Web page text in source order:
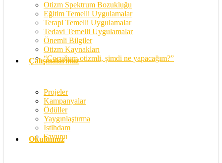
Otizm Spektrum Bozukluğu
Eğitim Temelli Uygulamalar
Terapi Temelli Uygulamalar
Tedavi Temelli Uygulamalar
Önemli Bilgiler
Otizm Kaynakları
“Çocuğum otizmli, şimdi ne yapacağım?”
Çalışmalarımız
Projeler
Kampanyalar
Ödüller
Yaygınlaştırma
İstihdam
Savunu
Okulumuz